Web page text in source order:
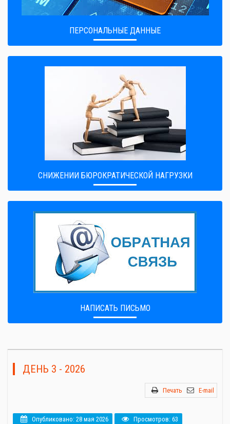
ПЕРСОНАЛЬНЫЕ ДАННЫЕ
CНИЖЕНИИ БЮРОКРАТИЧЕСКОЙ НАГРУЗКИ
НАПИСАТЬ ПИСЬМО
ДЕНЬ 3 - 2026
Печать E-mail
Опубликовано: 28 мая 2026 Просмотров: 63